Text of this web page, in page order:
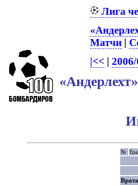
Лига
Матчи |
|<< |
№